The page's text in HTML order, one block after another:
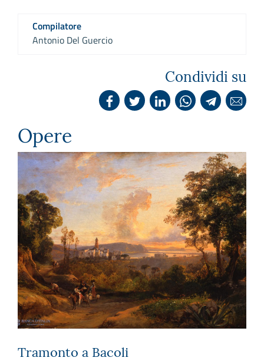
Compilatore
Antonio Del Guercio
Condividi su
Opere
Tramonto a Bacoli